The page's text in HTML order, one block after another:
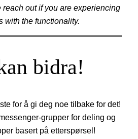
out if you are experiencing
with the functionality.
bidra!
for å gi deg noe tilbake for det!
grupper for deling og
basert på etterspørsel!